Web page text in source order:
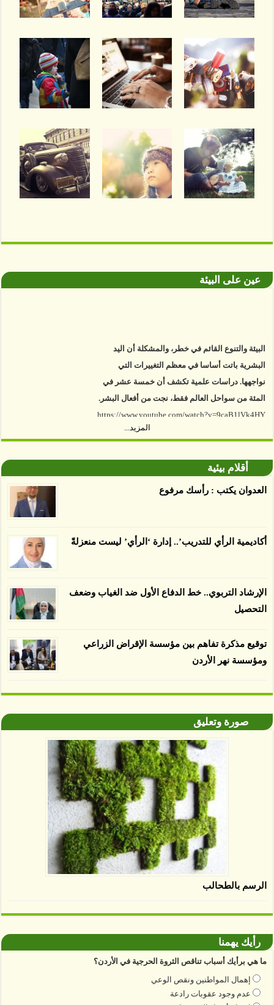
عين على البيئة
البشرية باتت أساسا في معظم التغييرات التي
نواجهها. دراسات علمية تكشف أن خمسة عشر في
المئة من سواحل العالم فقط، نجت من أفعال البشر.
https://www.youtube.com/watch?v=9caB1lVk4HY
توصل العلماء إلى أن غابات زيت النخيل التي تم
الأرض غير المعتمدة، وذلك حسب دراسة كشفت
الغطاء عن أي ادعاءات تقول بأن الزيت يمكن ألا
المزيد...
أقلام بيئية
العدوان يكتب : رأسك مرفوع
أكاديمية الرأي للتدريب’.. إدارة ‘الرأي’ ليست منعزلةً
الإرشاد التربوي.. خط الدفاع الأول ضد الغياب وضعف
التحصيل
توقيع مذكرة تفاهم بين مؤسسة الإقراض الزراعي
ومؤسسة نهر الأردن
صورة وتعليق
الرسم بالطحالب
رأيك يهمنا
ما هي برأيك أسباب تناقص الثروة الحرجية في الأردن؟
إهمال المواطنين ونقص الوعي
عدم وجود عقوبات رادعة